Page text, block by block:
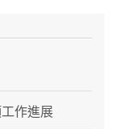
作進展